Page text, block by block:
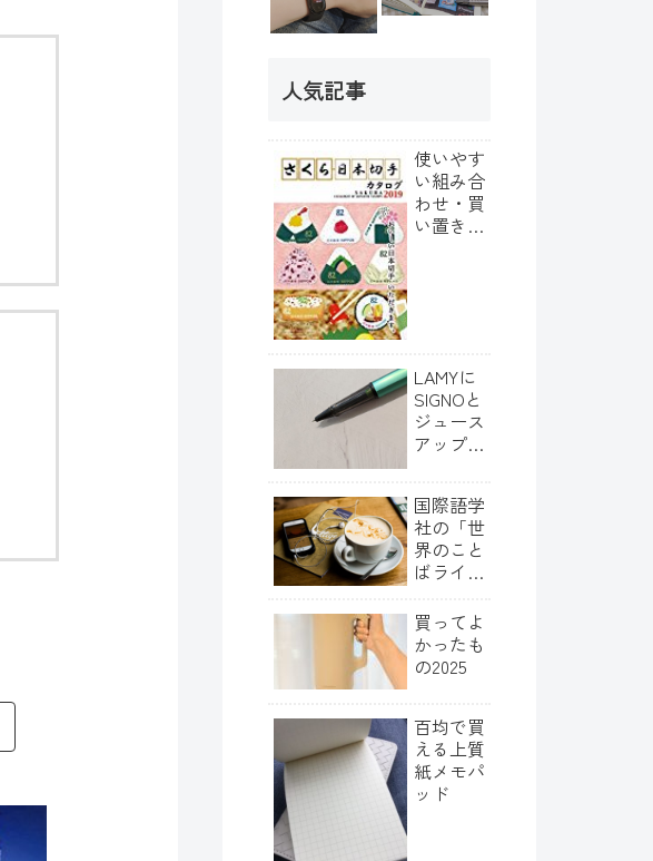
人気記事
使いやす
い組み合
わせ・買
い置きし
LAMYに
SIGNOと
ジュース
アップ・
ムを入れ
てみた
国際語学
社の「世
界のこと
ばライブ
について
買ってよ
かったも
の2025
百均で買
える上質
紙メモパ
ッド